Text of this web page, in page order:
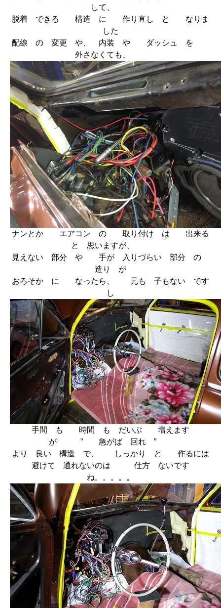
して、
脱着 できる 構造 に 作り直し と なりま
した
配線 の 変更 や、 内装 や ダッシュ を
外さなくても、
ナンとか エアコン の 取り付け は 出来る
と 思いますが、
見えない 部分 や 手が 入りづらい 部分 の
造り が
おろそか に なったら、 元も 子もない です
し
手間 も 時間 も だいぶ 増えます
が ” 急がば 回れ ”
より 良い 構造 で、 しっかり と 作るには
避けて 通れないのは 仕方 ないです
ね。。。。。